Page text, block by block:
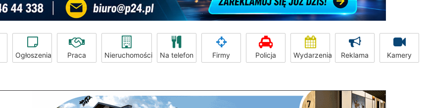
Ogłoszenia Praca Nieruchomości Na telefon Firmy Policja Wydarzenia Reklama Kamery